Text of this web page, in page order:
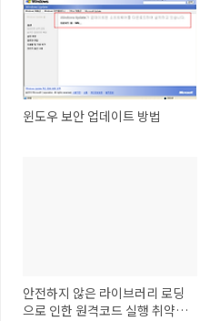
윈도우 보안 업데이트 방법
안전하지 않은 라이브러리 로딩
으로 인한 원격코드 실행 취약점